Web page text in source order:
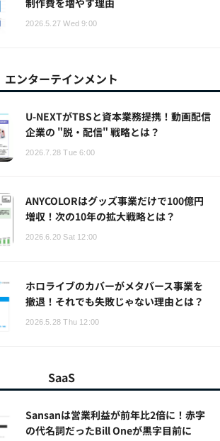
制作費を増やす理由
2026.5.27 Wed 9:00
エンターテインメント
U-NEXTがTBSと資本業務提携！動画配信
企業の "脱・配信" 戦略とは？
2026.7.28 Tue 6:00
ANYCOLORはグッズ事業だけで100億円
増収！次の10年の拡大戦略とは？
2026.6.20 Sat 12:00
ホロライブのカバーがメタバース事業を
撤退！それでも失敗じゃない理由とは？
2026.5.28 Thu 12:00
SaaS
Sansanは営業利益が前年比2倍に！赤字
の代名詞だったBill Oneが黒字目前に